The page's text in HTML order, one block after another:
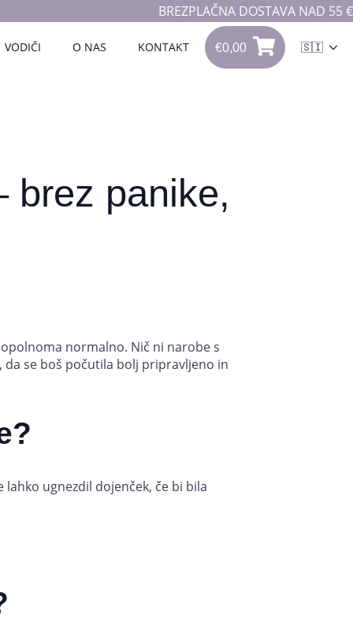
BREZPLAČNA DOSTAVA NAD 55 €
VODIČI O NAS KONTAKT
€0,00
€0,00 🇸🇮
brez panike,
normalno. Nič ni narobe s
se boš počutila bolj pripravljeno in
ugnezdil dojenček, če bi bila